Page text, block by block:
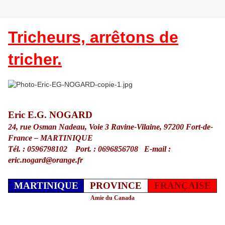
Tricheurs, arrêtons de
tricher.
Eric E.G. NOGARD
24, rue Osman Nadeau, Voie 3 Ravine-Vilaine, 97200 Fort-de-
France – MARTINIQUE
Tél. : 0596798102 Port. : 0696856708 E-mail :
eric.nogard@orange.fr
MARTINIQUE PROVINCE FRANÇAISE
Amie du Canada